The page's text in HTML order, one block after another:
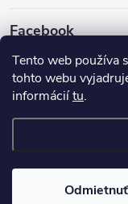
Tento web používa
tohto webu
informáciítu.
Odmietnuť
Facebook